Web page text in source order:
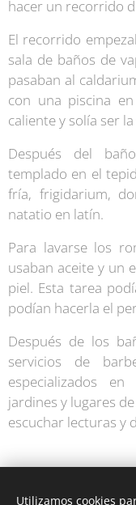
hacer un recorrido
El recorrido
sala de baños de
pasaban al
con una piscina
caliente y solía ser
Después del
templado en el
fría, frigidarium,
natatio en latín.
Para lavarse los
usaban aceite y un
piel. Esta tarea
podían hacerla el
Después de los
servicios de
especializados
jardines y lugares
escuchar lecturas y
Utilizamos cookies